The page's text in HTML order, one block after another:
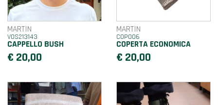
MARTIN
VOS213143
CAPPELLO BUSH
€ 20,00
MARTIN
COP006
COPERTA ECONOMICA
€ 20,00